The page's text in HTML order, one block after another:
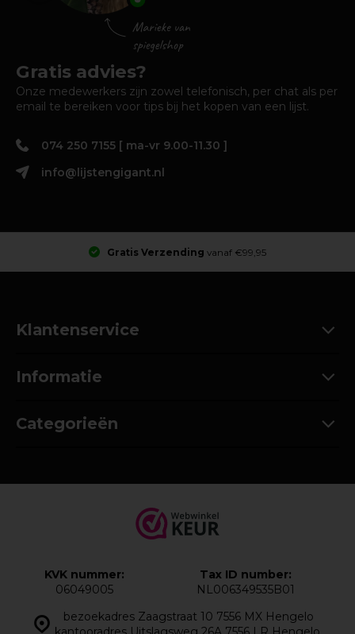
Gratis advies?
Onze medewerkers zijn zowel telefonisch, per chat als per
email te bereiken voor tips bij het kopen van een lijst.
074 250 7155 [ ma-vr 9.00-11.30 ]
info@lijstengigant.nl
Gratis Verzending vanaf €99,95
Klantenservice
Informatie
Categorieën
bezoekadres Zaagstraat 10 7556 MX Hengelo
KVK nummer:
06049005
Tax ID number:
NL006349535B01